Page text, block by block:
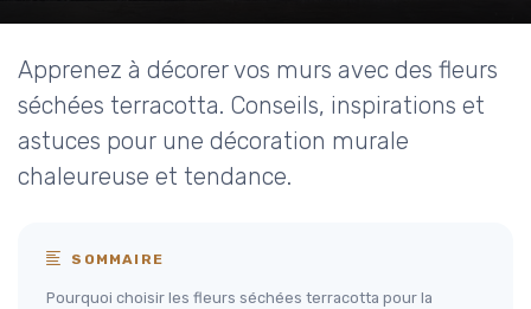
Apprenez à décorer vos murs avec des fleurs
séchées terracotta. Conseils, inspirations et
astuces pour une décoration murale
chaleureuse et tendance.
SOMMAIRE
Pourquoi choisir les fleurs séchées terracotta pour la